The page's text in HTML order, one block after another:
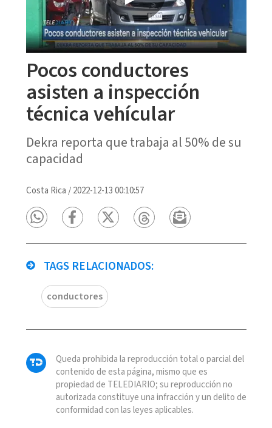
Pocos conductores
asisten a inspección
técnica vehícular
Dekra reporta que trabaja al 50% de su
capacidad
Costa Rica /2022-12-13 00:10:57
TAGS RELACIONADOS:
conductores
Queda prohibida la reproducción total o parcial del
contenido de esta página, mismo que es
propiedad de TELEDIARIO; su reproducción no
autorizada constituye una infracción y un delito de
conformidad con las leyes aplicables.